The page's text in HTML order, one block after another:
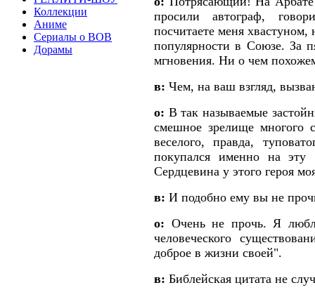
Коллекции
Аниме
Сериалы о ВОВ
Дорамы
просили автограф,
посчитаете меня
популярности в Союзе. За
мгновения. Ни о чем
в: Чем, на ваш взгляд,
о: В так называемые
смешное зрелище многого
веселого, правда,
покупался именно на
Сердцевина у этого героя
в: И подобно ему вы не
о: Очень не прочь. Я
человеческого
доброе в жизни своей".
в: Библейская цитата не